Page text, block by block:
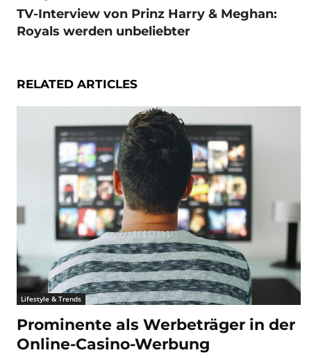
TV-Interview von Prinz Harry & Meghan:
Royals werden unbeliebter
RELATED ARTICLES
Lifestyle & Trends
Prominente als Werbeträger in der
Online-Casino-Werbung